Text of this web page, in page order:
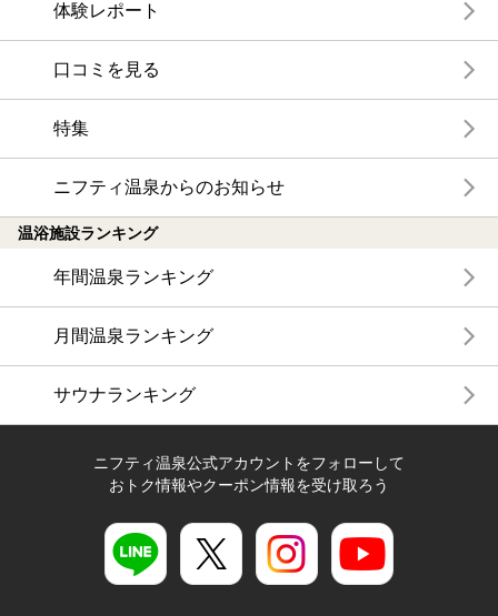
体験レポート
口コミを見る
特集
ニフティ温泉からのお知らせ
温浴施設ランキング
年間温泉ランキング
月間温泉ランキング
サウナランキング
ニフティ温泉公式アカウントをフォローして
おトク情報やクーポン情報を受け取ろう